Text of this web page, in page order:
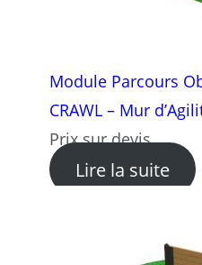
Module Parcours
CRAWL – Mur
Prix sur devis
Lire la suite: